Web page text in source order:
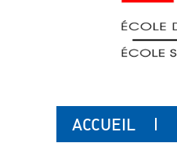
ACCUEIL